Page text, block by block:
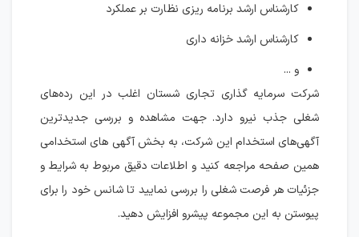
کارشناس ارشد برنامه ریزی نظارت بر عملکرد
کارشناس ارشد خزانه داری
و ...
شرکت سرمایه گذاری تجاری شستان اغلب در این رده‌های
شغلی جذب نیرو دارد. جهت مشاهده و بررسی جدیدترین
آگهی‌های استخدام این شرکت، به بخش آگهی های استخدامی
همین صفحه مراجعه کنید و اطلاعات دقیق مربوط به شرایط و
جزئیات هر فرصت شغلی را بررسی نمایید تا شانس خود را برای
پیوستن به این مجموعه پیشرو افزایش دهید.